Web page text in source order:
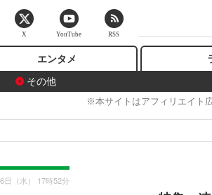
その他
エンタメ
※本サイトはアフィリエイト
日（水） 17時52分
X YouTube RSS